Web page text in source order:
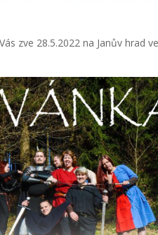
zve 28.5.2022 na Janův hrad